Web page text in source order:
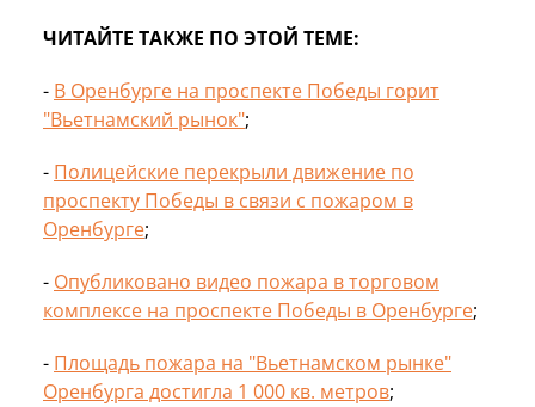
ЧИТАЙТЕ ТАКЖЕ ПО ЭТОЙ ТЕМЕ:
- В Оренбурге на проспекте Победы горит
"Вьетнамский рынок";
- Полицейские перекрыли движение по
проспекту Победы в связи с пожаром в
Оренбурге;
- Опубликовано видео пожара в торговом
комплексе на проспекте Победы в Оренбурге;
- Площадь пожара на "Вьетнамском рынке"
Оренбурга достигла 1 000 кв. метров;